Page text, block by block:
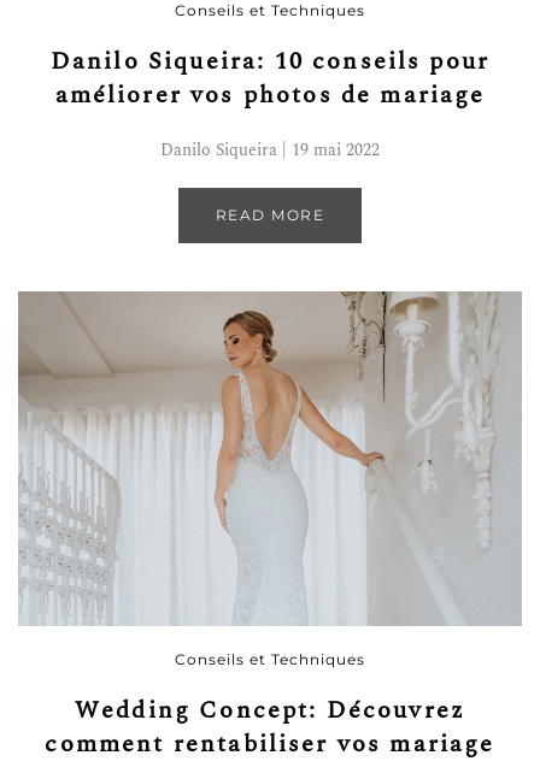
Conseils et Techniques
Danilo Siqueira: 10 conseils pour
améliorer vos photos de mariage
Danilo Siqueira | 19 mai 2022
READ MORE
Conseils et Techniques
Wedding Concept: Découvrez
comment rentabiliser vos mariage